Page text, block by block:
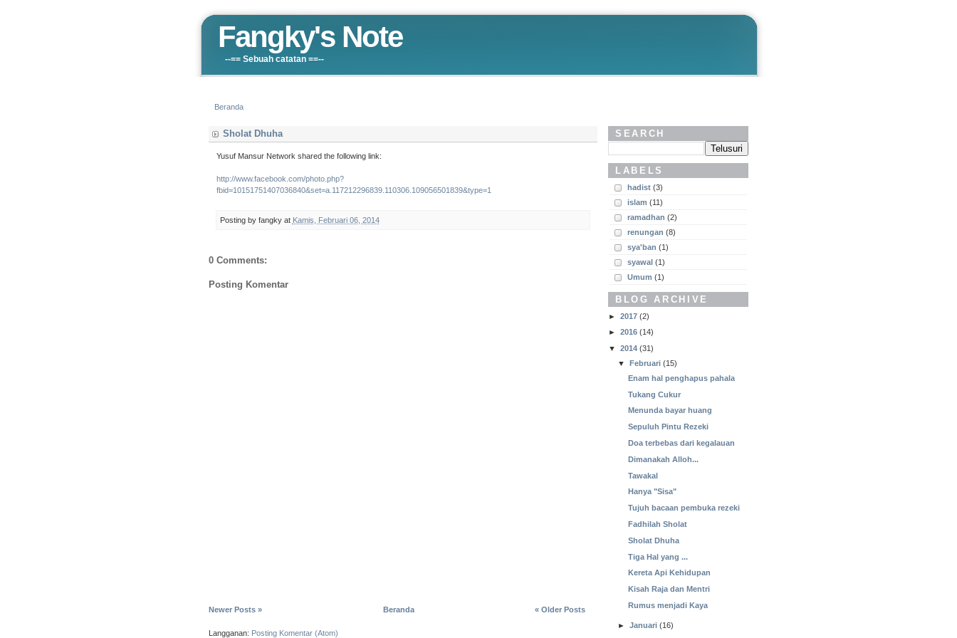
Fangky's Note
--== Sebuah catatan ==--
Beranda
Sholat Dhuha
Yusuf Mansur Network shared the following link:
http://www.facebook.com/photo.php?
fbid=10151751407036840&set=a.117212296839.110306.109056501839&type=1
Posting by fangky at Kamis, Februari 06, 2014
0 Comments:
Posting Komentar
Newer Posts » « Older Posts
Beranda
Langganan: Posting Komentar (Atom)
SEARCH
LABELS
hadist (3)
islam (11)
ramadhan (2)
renungan (8)
sya'ban (1)
syawal (1)
Umum (1)
BLOG ARCHIVE
► 2017 (2)
► 2016 (14)
▼ 2014 (31)
▼Februari (15)
Enam hal penghapus pahala
Tukang Cukur
Menunda bayar huang
Sepuluh Pintu Rezeki
Doa terbebas dari kegalauan
Dimanakah Alloh...
Tawakal
Hanya "Sisa"
Tujuh bacaan pembuka rezeki
Fadhilah Sholat
Sholat Dhuha
Tiga Hal yang ...
Kereta Api Kehidupan
Kisah Raja dan Mentri
Rumus menjadi Kaya
►Januari (16)